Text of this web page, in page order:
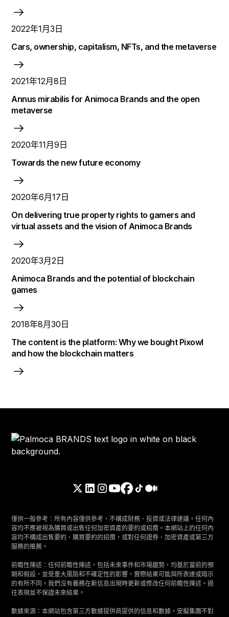
2022年1月3日
Cars, ownership, capitalism, NFTs, and the metaverse
2021年12月8日
Annus mirabilis for Animoca Brands and the open
metaverse
2020年11月9日
Towards the new future economy
2020年6月17日
On delivering true property rights to gamers and
virtual assets and the vision of Animoca Brands
2020年3月2日
Animoca Brands and the potential of blockchain
games
2018年8月30日
The content is the platform: Why we bought Pixowl
and how the blockchain matters
僅供一般參考：所有內容僅供參考，不構成財務、投資或法律建議。任何內
容均不應被視為購買或出售任何加密資產的要約或招攬。本網站上的任何內
容均不構成出售要約、購買要約的招攬，或對任何證券、加密資產或第三方
服務的推薦。
前瞻性陳述：任何前瞻性陳述，包括未來事件和市場趨勢，均基於當前的預
期和假設，並受重大風險和不確定性的影響，實際結果可能與所表達或暗示
的有所不同。我們沒有義務在新信息出現時更新或修改任何前瞻性陳述。過
往表現並不保證未來結果。
數據來源：本網站包含第三方數據提供商提供的信息和數據。安擬集團不對